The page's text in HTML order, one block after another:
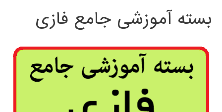
بسته آموزشی جامع فازی